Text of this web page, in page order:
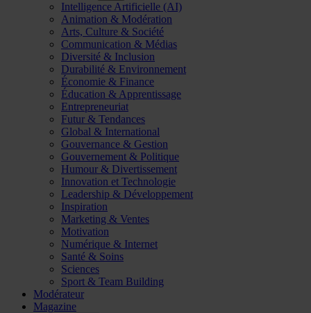
Intelligence Artificielle (AI)
Animation & Modération
Arts, Culture & Société
Communication & Médias
Diversité & Inclusion
Durabilité & Environnement
Économie & Finance
Éducation & Apprentissage
Entrepreneuriat
Futur & Tendances
Global & International
Gouvernance & Gestion
Gouvernement & Politique
Humour & Divertissement
Innovation et Technologie
Leadership & Développement
Inspiration
Marketing & Ventes
Motivation
Numérique & Internet
Santé & Soins
Sciences
Sport & Team Building
Modérateur
Magazine